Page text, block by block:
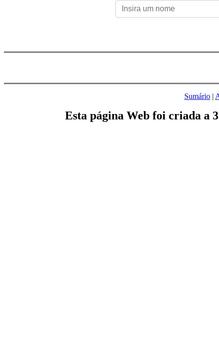
Sumário |
Esta página Web foi criada a